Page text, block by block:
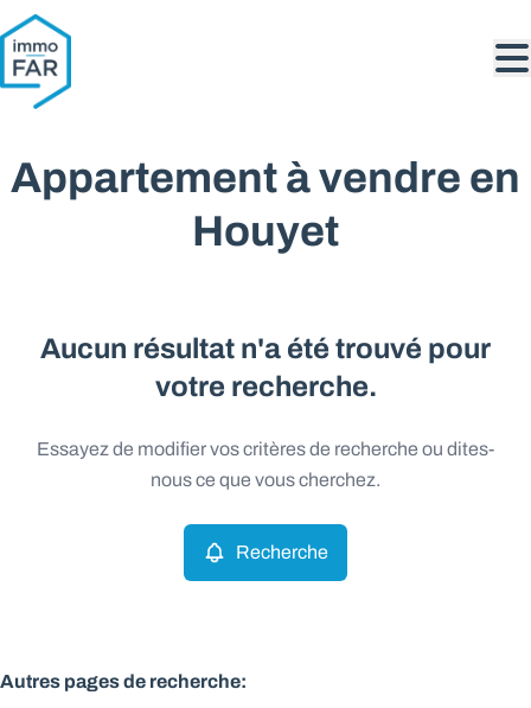
Aller au contenu principal
Appartement à vendre en
Houyet
Aucun résultat n'a été trouvé pour
votre recherche.
Essayez de modifier vos critères de recherche ou dites-
nous ce que vous cherchez.
Recherche
Autres pages de recherche: